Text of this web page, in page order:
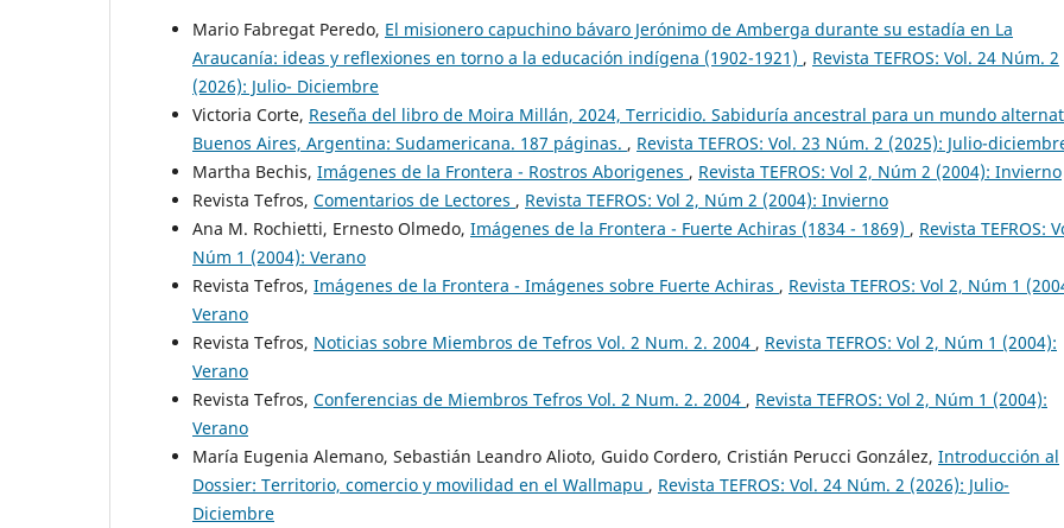
Mario Fabregat Peredo, El misionero capuchino bávaro Jerónimo de Amberga durante su estadía en La
Araucanía: ideas y reflexiones en torno a la educación indígena (1902-1921) , Revista TEFROS: Vol. 24 Núm. 2
(2026): Julio- Diciembre
Victoria Corte, Reseña del libro de Moira Millán, 2024, Terricidio. Sabiduría ancestral para un mundo
Buenos Aires, Argentina: Sudamericana. 187 páginas. , Revista TEFROS: Vol. 23 Núm. 2 (2025): Julio-
Martha Bechis, Imágenes de la Frontera - Rostros Aborigenes , Revista TEFROS: Vol 2, Núm 2 (2004): Invierno
Revista Tefros, Comentarios de Lectores , Revista TEFROS: Vol 2, Núm 2 (2004): Invierno
Ana M. Rochietti, Ernesto Olmedo, Imágenes de la Frontera - Fuerte Achiras (1834 - 1869) , Revista TEFROS:
Núm 1 (2004): Verano
Revista Tefros, Imágenes de la Frontera - Imágenes sobre Fuerte Achiras , Revista TEFROS: Vol 2, Núm 1
Verano
Revista Tefros, Noticias sobre Miembros de Tefros Vol. 2 Num. 2. 2004 , Revista TEFROS: Vol 2, Núm 1 (2004):
Verano
Revista Tefros, Conferencias de Miembros Tefros Vol. 2 Num. 2. 2004 , Revista TEFROS: Vol 2, Núm 1 (2004):
Verano
María Eugenia Alemano, Sebastián Leandro Alioto, Guido Cordero, Cristián Perucci González, Introducción al
Dossier: Territorio, comercio y movilidad en el Wallmapu , Revista TEFROS: Vol. 24 Núm. 2 (2026): Julio-
Diciembre